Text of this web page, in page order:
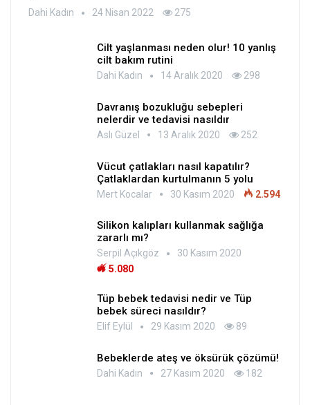
Dahi Kadın 24 Nisan 2022 275
Cilt yaşlanması neden olur! 10 yanlış
cilt bakım rutini
Dahi Kadın 14 Aralık 2020 298
Davranış bozukluğu sebepleri
nelerdir ve tedavisi nasıldır
Aslı Güzel 13 Aralık 2020 252
Vücut çatlakları nasıl kapatılır?
Çatlaklardan kurtulmanın 5 yolu
Mert Kocalar 30 Kasım 2020 2.594
Silikon kalıpları kullanmak sağlığa
zararlı mı?
Serpil Açıkgöz
30 Kasım 2020
5.080
Tüp bebek tedavisi nedir ve Tüp
bebek süreci nasıldır?
Elif Eylül 29 Kasım 2020 89
Bebeklerde ateş ve öksürük çözümü!
Dahi Kadın 27 Kasım 2020 182